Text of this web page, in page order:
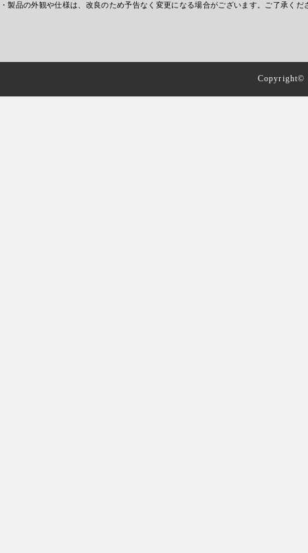
・製品の外観や仕様は、改良のため予告なく変更になる場合がございます。ご了承くだ
Copyright©